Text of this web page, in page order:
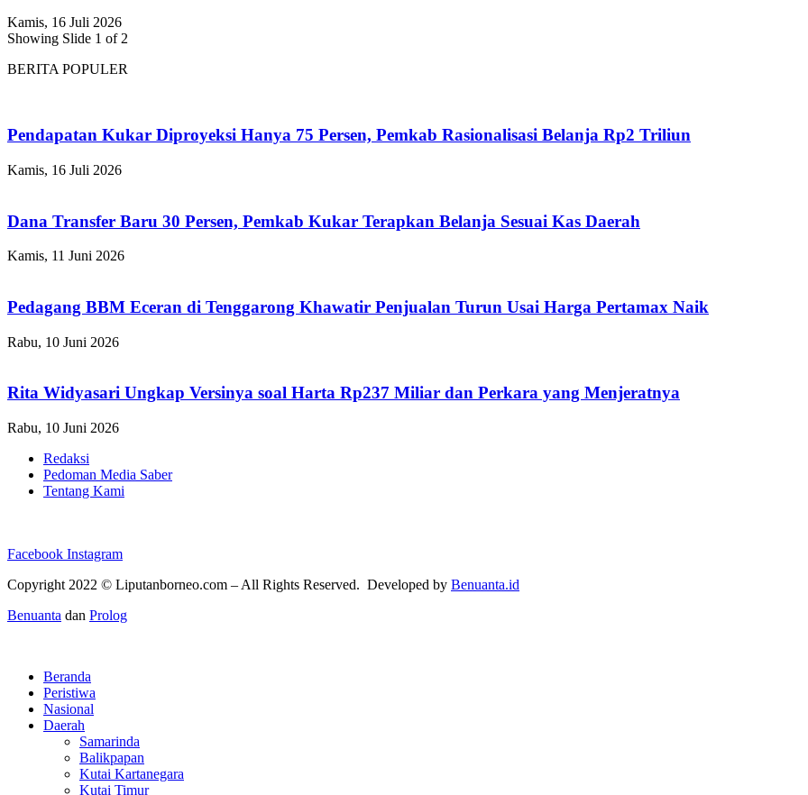
Kamis, 16 Juli 2026
Showing Slide 1 of 2
BERITA POPULER
Pendapatan Kukar Diproyeksi Hanya 75 Persen, Pemkab Rasionalisasi Belanja Rp2 Triliun
Kamis, 16 Juli 2026
Dana Transfer Baru 30 Persen, Pemkab Kukar Terapkan Belanja Sesuai Kas Daerah
Kamis, 11 Juni 2026
Pedagang BBM Eceran di Tenggarong Khawatir Penjualan Turun Usai Harga Pertamax Naik
Rabu, 10 Juni 2026
Rita Widyasari Ungkap Versinya soal Harta Rp237 Miliar dan Perkara yang Menjeratnya
Rabu, 10 Juni 2026
Redaksi
Pedoman Media Saber
Tentang Kami
Facebook Instagram
Copyright 2022 © Liputanborneo.com – All Rights Reserved. Developed by Benuanta.id
Benuanta dan Prolog
Beranda
Peristiwa
Nasional
Daerah
Samarinda
Balikpapan
Kutai Kartanegara
Kutai Timur